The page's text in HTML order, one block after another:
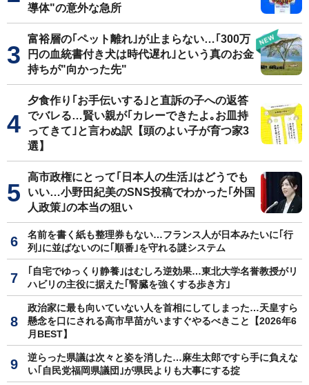
導体"の意外な急所
富裕層の｢ペット離れ｣が止まらない…｢300万
円の血統書付き犬は時代遅れ｣という真のお金
持ちが"向かった先"
夕食作り｢お手伝いする｣と直訴の子への返答
でバレる…賢い親が｢カレーできたよ｡お皿持
ってきて｣と言わぬ訳【頭のよい子が育つ家3
選】
高市政権にとって｢日本人の生活｣はどうでも
いい…小野田紀美のSNS投稿でわかった｢外国
人政策｣の本当の狙い
名前を書く紙も整理券もない…フランス人が日本みたいに｢行
列｣に並ばないのに｢順番｣を守れる謎システム
｢自宅でゆっくり静養｣はむしろ逆効果…東北大学名誉教授がリ
ハビリの主役に据えた｢腎臓を強くする歩き方｣
政治家に最も向いていない人を首相にしてしまった…天皇すら
懸念を口にされる高市早苗がいますぐやるべきこと【2026年6
月BEST】
逆らった県議は次々と姿を消した…麻生太郎ですら手に負えな
い｢自民党福岡県議団｣が県民よりも大事にする掟